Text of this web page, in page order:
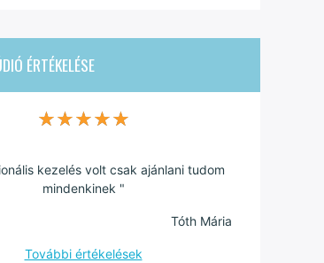
ÉRTÉKELÉSE
★★★★★
★★★★★
kezelés volt csak ajánlani tudom
mindenkinek "
Tóth Mária
További értékelések